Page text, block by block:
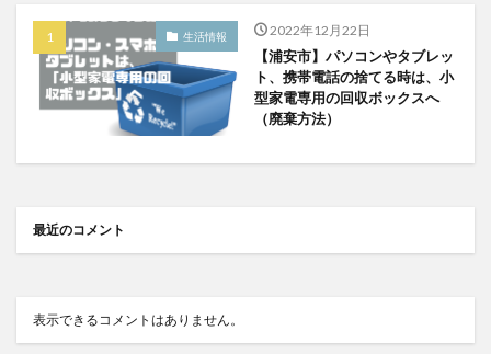
生活情報 2022年12月22日
【浦安市】パソコンやタブレッ
ト、携帯電話の捨てる時は、小
型家電専用の回収ボックスへ
（廃棄方法）
最近のコメント
表示できるコメントはありません。